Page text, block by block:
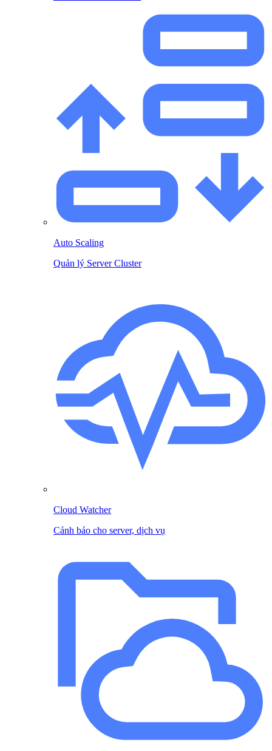
Auto Scaling
Quản lý Server Cluster
Cloud Watcher
Cảnh báo cho server, dịch vụ